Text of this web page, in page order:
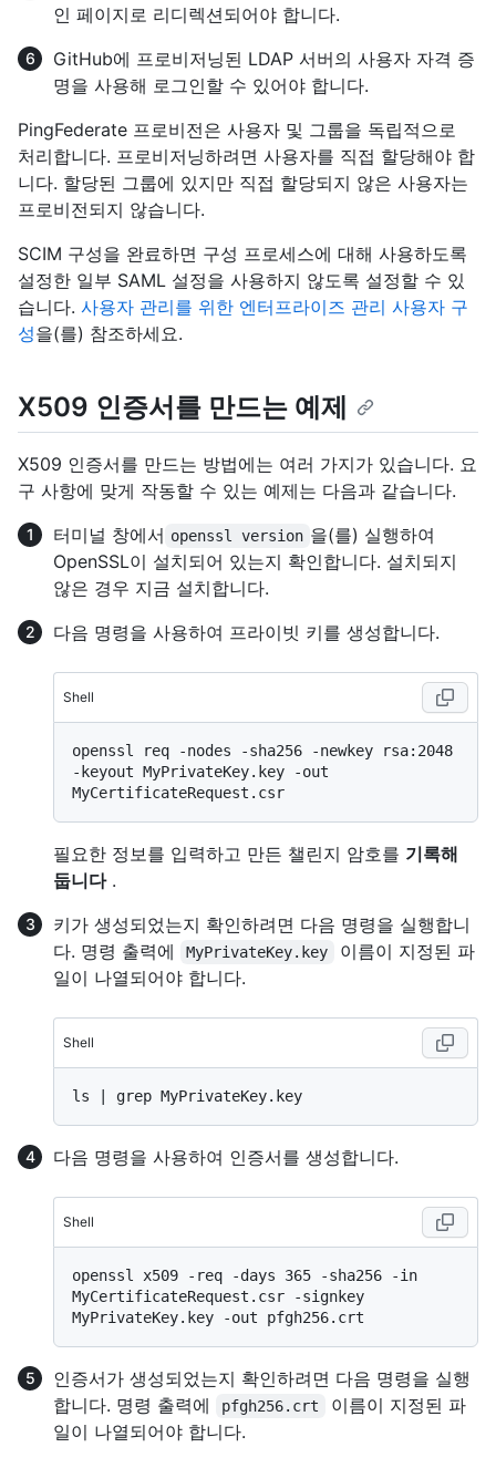
인 페이지로 리디렉션되어야 합니다.
GitHub에 프로비저닝된 LDAP 서버의 사용자 자격 증
명을 사용해 로그인할 수 있어야 합니다.
PingFederate 프로비전은 사용자 및 그룹을 독립적으로
처리합니다. 프로비저닝하려면 사용자를 직접 할당해야 합
니다. 할당된 그룹에 있지만 직접 할당되지 않은 사용자는
프로비전되지 않습니다.
SCIM 구성을 완료하면 구성 프로세스에 대해 사용하도록
설정한 일부 SAML 설정을 사용하지 않도록 설정할 수 있
습니다. 사용자 관리를 위한 엔터프라이즈 관리 사용자 구
성을(를) 참조하세요.
X509 인증서를 만드는 예제
X509 인증서를 만드는 방법에는 여러 가지가 있습니다. 요
구 사항에 맞게 작동할 수 있는 예제는 다음과 같습니다.
터미널 창에서 openssl version 을(를) 실행하여
OpenSSL이 설치되어 있는지 확인합니다. 설치되지
않은 경우 지금 설치합니다.
다음 명령을 사용하여 프라이빗 키를 생성합니다.
Shell
openssl req -nodes -sha256 -newkey rsa:2048
-keyout MyPrivateKey.key -out
필요한 정보를 입력하고 만든 챌린지 암호를 기록해
둡니다.
키가 생성되었는지 확인하려면 다음 명령을 실행합니
다. 명령 출력에
MyPrivateKey.key
이름이 지정된 파
일이 나열되어야 합니다.
Shell
다음 명령을 사용하여 인증서를 생성합니다.
Shell
openssl x509 -req -days 365 -sha256 -in
MyCertificateRequest.csr -signkey
인증서가 생성되었는지 확인하려면 다음 명령을 실행
합니다. 명령 출력에
pfgh256.crt
이름이 지정된 파
일이 나열되어야 합니다.